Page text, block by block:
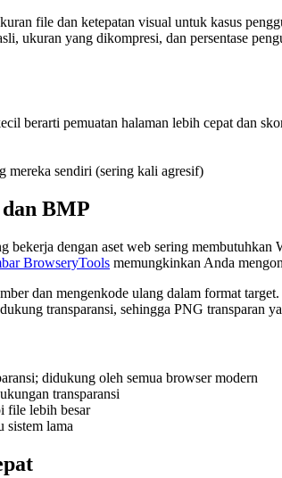
file dan ketepatan visual untuk kasus
yang dikompresi, dan persentase
berarti pemuatan halaman lebih cepat dan
mereka sendiri (sering kali agresif)
BMP
dengan aset web sering
BrowseryTools memungkinkan Anda
dan mengenkode ulang dalam format
transparansi, sehingga PNG transparan
didukung oleh semua browser modern
transparansi
file lebih besar
sistem lama